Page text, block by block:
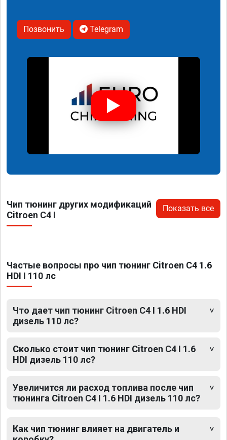
Позвонить Telegram
Чип тюнинг других модификаций
Citroen C4 I
Показать все
Частые вопросы про чип тюнинг Citroen C4 1.6
HDI I 110 лс
Что дает чип тюнинг Citroen C4 I 1.6 HDI
дизель 110 лс?
Сколько стоит чип тюнинг Citroen C4 I 1.6
HDI дизель 110 лс?
Увеличится ли расход топлива после чип
тюнинга Citroen C4 I 1.6 HDI дизель 110 лс?
Как чип тюнинг влияет на двигатель и